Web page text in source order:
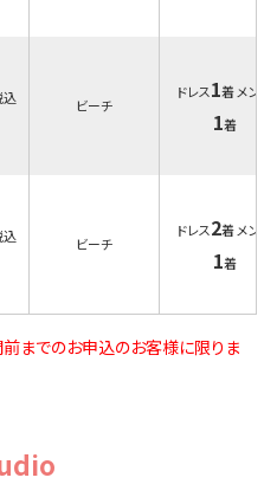
込
ビーチ
ドレス1着 メンズ
1着
込
ビーチ
ドレス2着 メンズ
1着
までのお申込のお客様に限りま